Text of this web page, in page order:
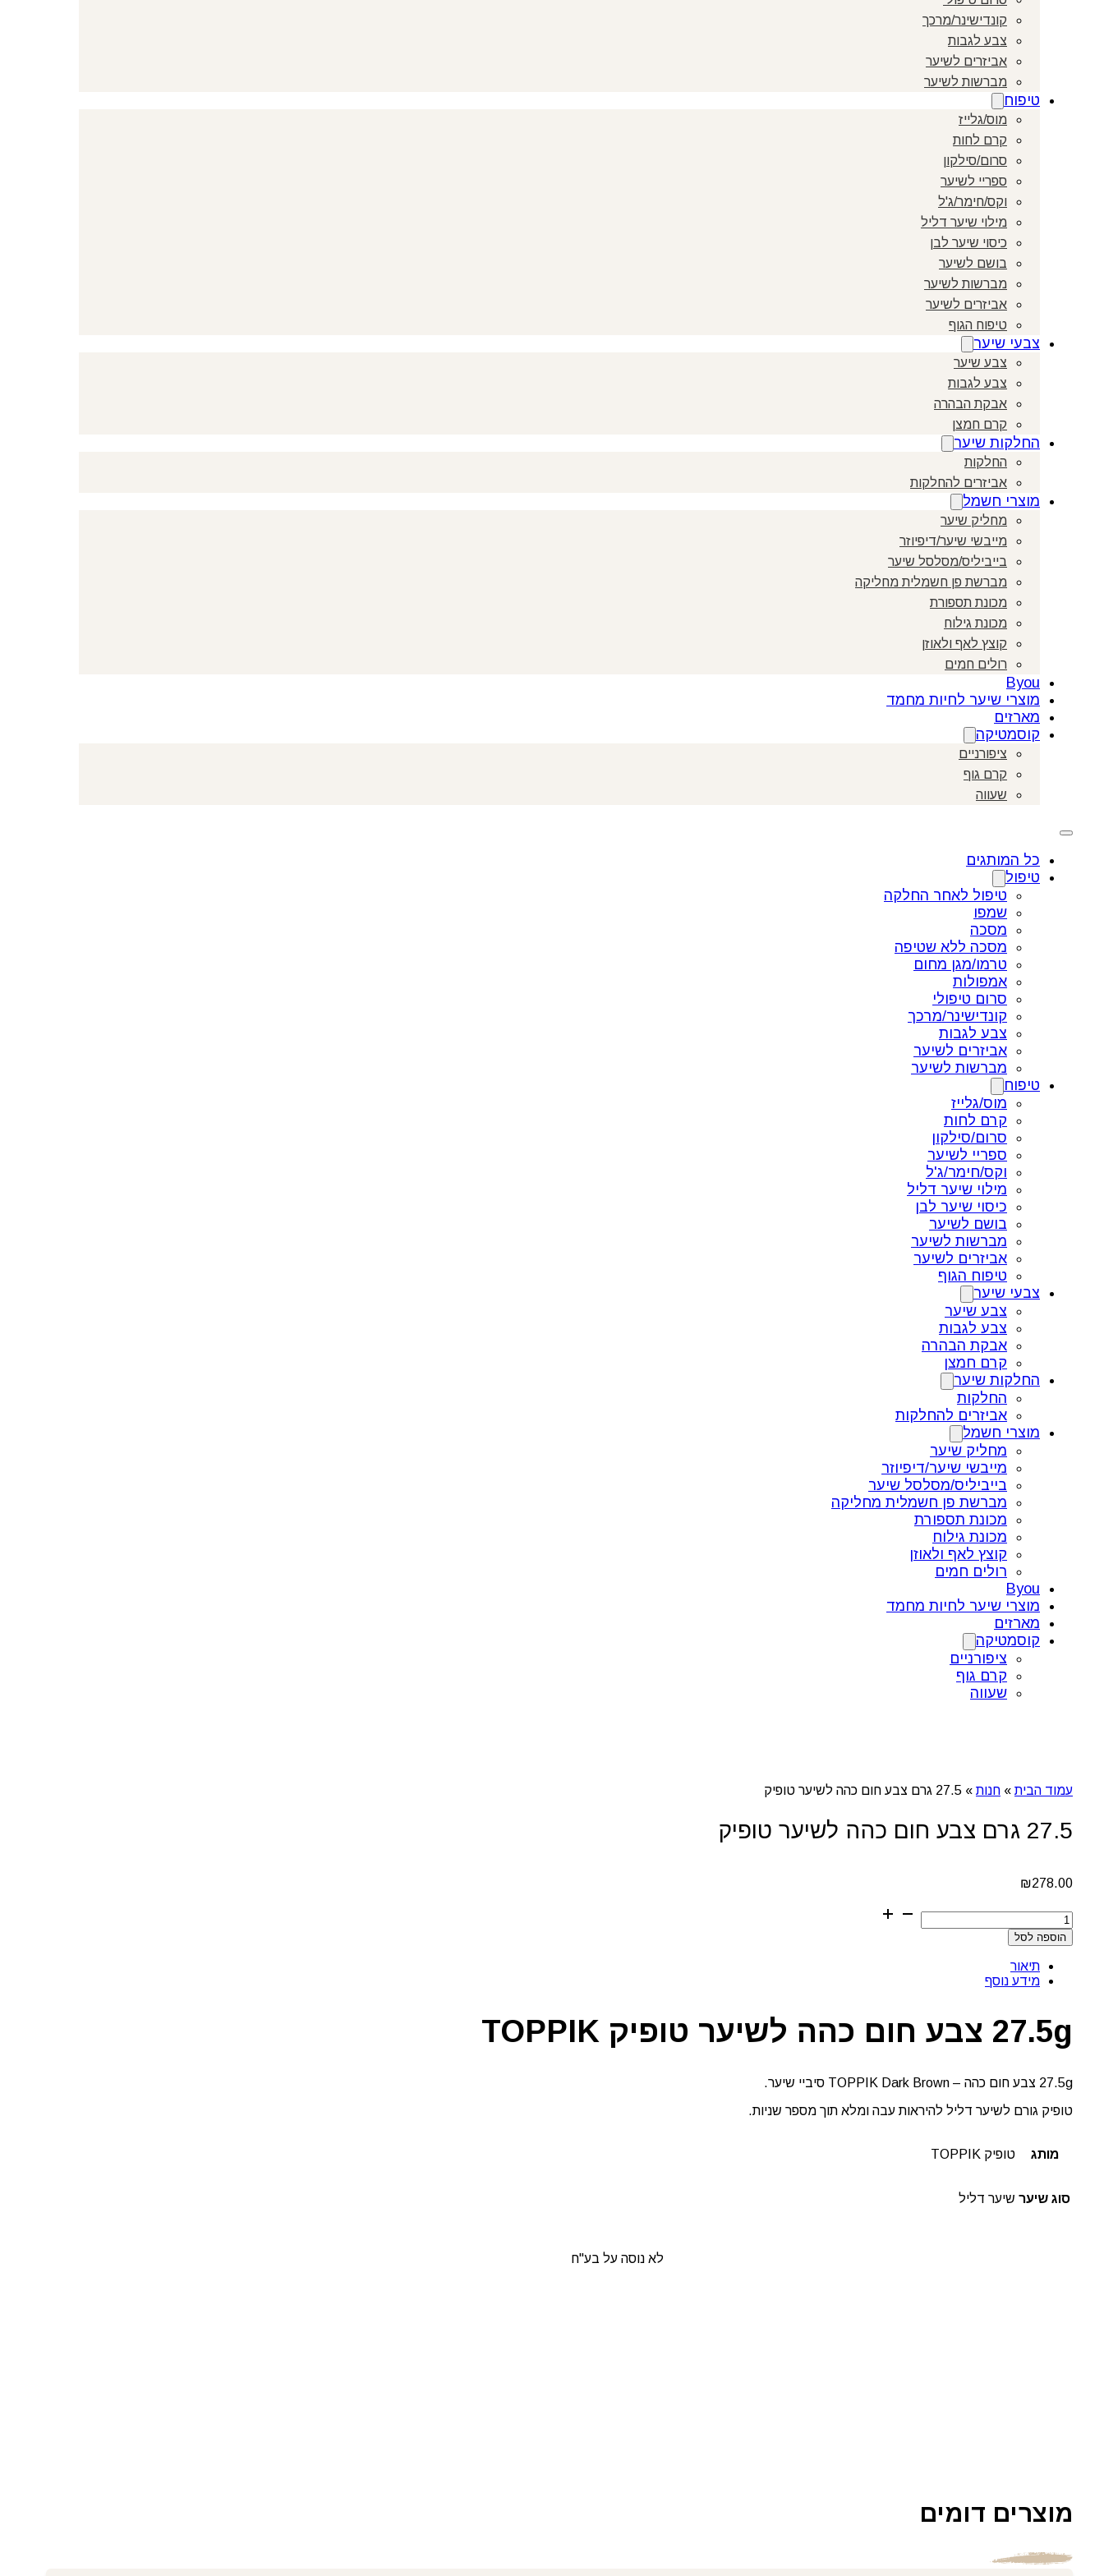
קונדישינר/מרכך
צבע לגבות
אביזרים לשיער
מברשות לשיער
טיפוח
מוס/גלייז
קרם לחות
סרום/סילקון
ספריי לשיער
וקס/חימר/ג'ל
מילוי שיער דליל
כיסוי שיער לבן
בושם לשיער
מברשות לשיער
אביזרים לשיער
טיפוח הגוף
צבעי שיער
צבע שיער
צבע לגבות
אבקת הבהרה
קרם חמצן
החלקות שיער
החלקות
אביזרים להחלקות
מוצרי חשמל
מחליק שיער
מייבשי שיער/דיפיוזר
בייביליס/מסלסל שיער
מברשת פן חשמלית מחליקה
מכונת תספורת
מכונת גילוח
קוצץ לאף ולאוזן
רולים חמים
Byou
מוצרי שיער לחיות מחמד
מארזים
קוסמטיקה
ציפורניים
קרם גוף
שעווה
כל המותגים
טיפול
טיפול לאחר החלקה
שמפו
מסכה
מסכה ללא שטיפה
טרמו/מגן מחום
אמפולות
סרום טיפולי
קונדישינר/מרכך
צבע לגבות
אביזרים לשיער
מברשות לשיער
טיפוח
מוס/גלייז
קרם לחות
סרום/סילקון
ספריי לשיער
וקס/חימר/ג'ל
מילוי שיער דליל
כיסוי שיער לבן
בושם לשיער
מברשות לשיער
אביזרים לשיער
טיפוח הגוף
צבעי שיער
צבע שיער
צבע לגבות
אבקת הבהרה
קרם חמצן
החלקות שיער
החלקות
אביזרים להחלקות
מוצרי חשמל
מחליק שיער
מייבשי שיער/דיפיוזר
בייביליס/מסלסל שיער
מברשת פן חשמלית מחליקה
מכונת תספורת
מכונת גילוח
קוצץ לאף ולאוזן
רולים חמים
Byou
מוצרי שיער לחיות מחמד
מארזים
קוסמטיקה
ציפורניים
קרם גוף
שעווה
עמוד הבית » חנות » 27.5 גרם צבע חום כהה לשיער טופיק
27.5 גרם צבע חום כהה לשיער טופיק
₪278.00
כמות
של
27.5
צבע
טופיק
הוספה לסל
תיאור
מידע נוסף
27.5g צבע חום כהה לשיער טופיק TOPPIK
27.5g צבע חום כהה – TOPPIK Dark Brown סיביי שיער.
טופיק גורם לשיער דליל להיראות עבה ומלא תוך מספר שניות.
מותג טופיק TOPPIK
סוג שיער שיער דליל
לא נוסה על בע"ח
מוצרים דומים